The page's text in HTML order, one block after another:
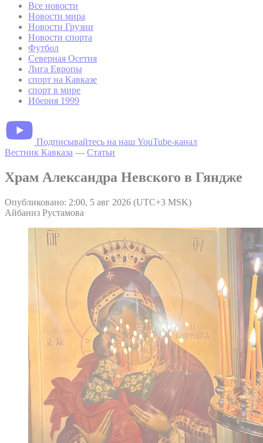
Все новости
Новости мира
Новости Грузии
Новости спорта
Футбол
Северная Осетия
Лига Европы
спорт на Кавказе
спорт в мире
Иберия 1999
Подписывайтесь на наш YouTube-канал
Вестник Кавказа — Статьи
Храм Александра Невского в Гяндже
Опубликовано: 2:00, 5 авг 2026 (UTC+3 MSK)
Айбаниз Рустамова